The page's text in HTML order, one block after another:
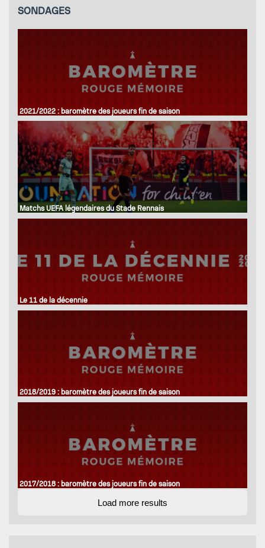
SONDAGES
2021/2022 : baromètre des joueurs fin de saison
Matchs UEFA légendaires du Stade Rennais
Le 11 de la décennie
2018/2019 : baromètre des joueurs fin de saison
2017/2018 : baromètre des joueurs fin de saison
Load more results